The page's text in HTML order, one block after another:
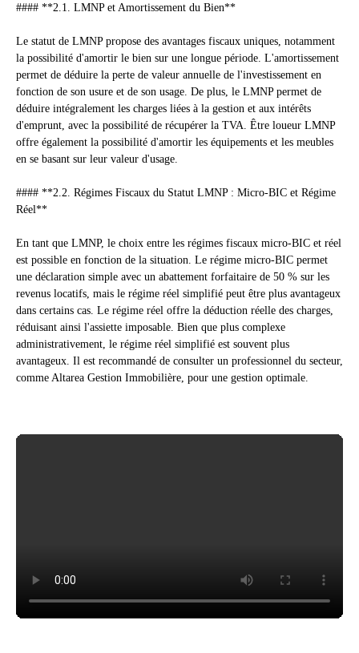
#### **2.1. LMNP et Amortissement du Bien**
Le statut de LMNP propose des avantages fiscaux uniques, notamment
la possibilité d'amortir le bien sur une longue période. L'amortissement
permet de déduire la perte de valeur annuelle de l'investissement en
fonction de son usure et de son usage. De plus, le LMNP permet de
déduire intégralement les charges liées à la gestion et aux intérêts
d'emprunt, avec la possibilité de récupérer la TVA. Être loueur LMNP
offre également la possibilité d'amortir les équipements et les meubles
en se basant sur leur valeur d'usage.
#### **2.2. Régimes Fiscaux du Statut LMNP : Micro-BIC et Régime
Réel**
En tant que LMNP, le choix entre les régimes fiscaux micro-BIC et réel
est possible en fonction de la situation. Le régime micro-BIC permet
une déclaration simple avec un abattement forfaitaire de 50 % sur les
revenus locatifs, mais le régime réel simplifié peut être plus avantageux
dans certains cas. Le régime réel offre la déduction réelle des charges,
réduisant ainsi l'assiette imposable. Bien que plus complexe
administrativement, le régime réel simplifié est souvent plus
avantageux. Il est recommandé de consulter un professionnel du secteur,
comme Altarea Gestion Immobilière, pour une gestion optimale.